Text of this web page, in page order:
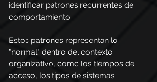
identificar patrones recurrentes de
comportamiento.
Estos patrones representan lo
"normal" dentro del contexto
organizativo, como los tiempos de
acceso, los tipos de sistemas